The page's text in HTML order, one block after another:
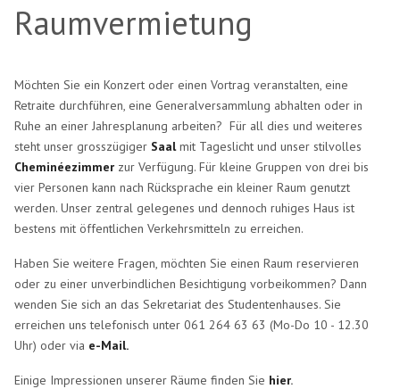
Raumvermietung
Möchten Sie ein Konzert oder einen Vortrag veranstalten, eine
Retraite durchführen, eine Generalversammlung abhalten oder in
Ruhe an einer Jahresplanung arbeiten? Für all dies und weiteres
steht unser grosszügiger Saal mit Tageslicht und unser stilvolles
Cheminéezimmer zur Verfügung.Für kleine Gruppen von drei bis
vier Personen kann nach Rücksprache ein kleiner Raum genutzt
werden. Unser zentral gelegenes und dennoch ruhiges Haus ist
bestens mit öffentlichen Verkehrsmitteln zu erreichen.
Haben Sie weitere Fragen, möchten Sie einen Raum reservieren
oder zu einer unverbindlichen Besichtigung vorbeikommen? Dann
wenden Sie sich an das Sekretariat des Studentenhauses. Sie
erreichen uns telefonisch unter 061 264 63 63 (Mo-Do 10 - 12.30
Uhr) oder via e-Mail.
Einige Impressionen unserer Räume finden Sie hier.